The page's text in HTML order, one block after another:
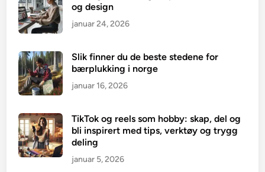
og design
januar 24, 2026
Slik finner du de beste stedene for
bærplukking i norge
januar 16, 2026
TikTok og reels som hobby: skap, del og
bli inspirert med tips, verktøy og trygg
deling
januar 5, 2026